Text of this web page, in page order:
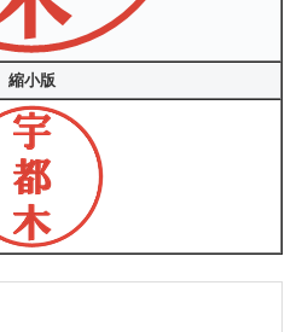
縮小版